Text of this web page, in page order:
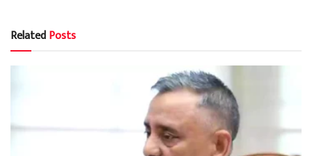
RelatedPosts